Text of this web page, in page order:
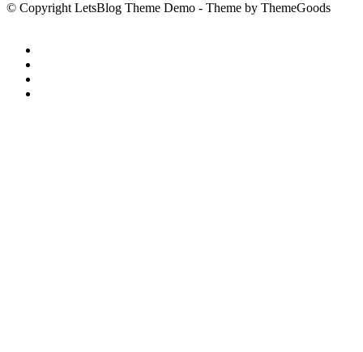
© Copyright LetsBlog Theme Demo - Theme by ThemeGoods